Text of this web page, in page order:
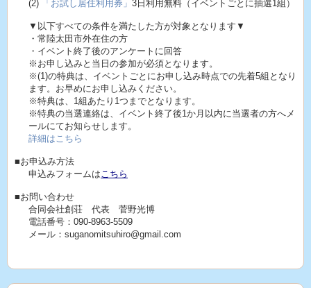
(2)
「お試し居住利用券」 3日利用無料（イベントごとに抽選1組）
▼以下すべての条件を満たした方が対象となります▼
・常陸太田市外在住の方
・イベント終了後のアンケートに回答
※お申し込みと当日の参加が必須となります。
※(1)の特典は、イベントごとにお申し込み時点での先着5組となり
ます。お早めにお申し込みください。
※特典は、1組あたり1つまでとなります。
※特典の当選連絡は、イベント終了後1か月以内に当選者の方へメ
ールにてお知らせします。
詳細はこちら
■お申込み方法
申込みフォームはこちら
■お問い合わせ
合同会社創荘 代表 菅野光博
電話番号：090-8963-5509
メール：suganomitsuhiro@gmail.com